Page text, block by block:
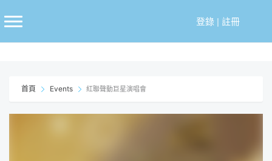
至
登錄| 註冊
首頁 Events 紅聯聲動巨星演唱會